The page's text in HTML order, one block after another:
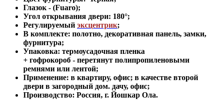
Глазок - (Fuaro);
Угол открывания двери: 180°;
Регулируемый эксцентрик;
В комплекте: полотно, декоративная панель, замки,
фурнитура;
Упаковка: термоусадочная пленка
+ гофрокороб - перетянут полипропиленовыми
ремнями или лентой;
Применение: в квартиру, офис; в качестве второй
двери в загородный дом. дачу, офис;
Производство: Россия, г. Йошкар Ола.